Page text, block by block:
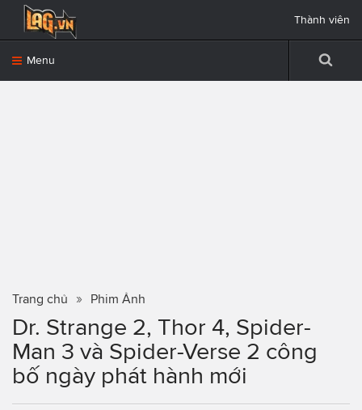
Menu
Thành viên
Trang chủ Phim Ảnh
Dr. Strange 2, Thor 4, Spider-
Man 3 và Spider-Verse 2 công
bố ngày phát hành mới